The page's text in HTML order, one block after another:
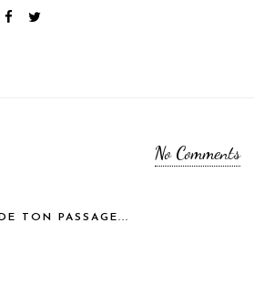
No Comments
TON PASSAGE...